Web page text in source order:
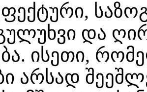
და
ისეთი,
არსად